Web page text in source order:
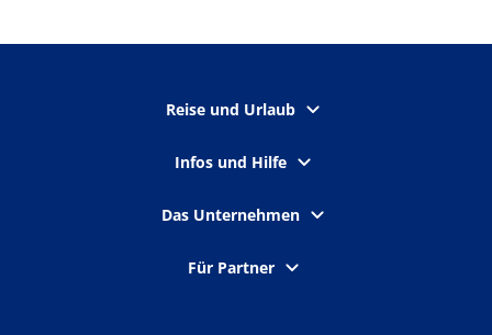
Reise und Urlaub
Infos und Hilfe
Das Unternehmen
Für Partner